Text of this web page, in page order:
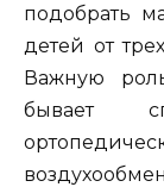
подобрать
детей от
Важную
бывает